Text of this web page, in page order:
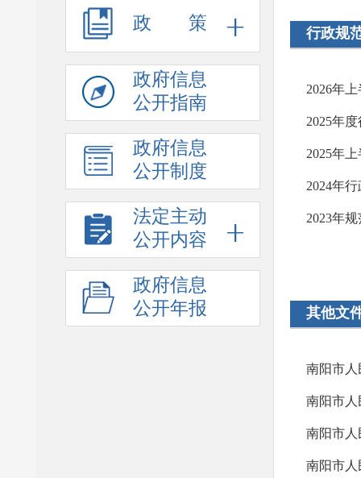
政 策
政府信息
公开指南
政府信息
公开制度
法定主动
公开内容
政府信息
公开年报
行政规
2026年
2025年
2025年
2024年
2023年
其他文
南阳市人